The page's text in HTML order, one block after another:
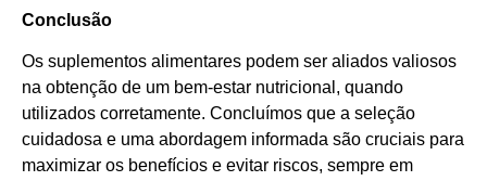
Conclusão
Os suplementos alimentares podem ser aliados valiosos
na obtenção de um bem-estar nutricional, quando
utilizados corretamente. Concluímos que a seleção
cuidadosa e uma abordagem informada são cruciais para
maximizar os benefícios e evitar riscos, sempre em